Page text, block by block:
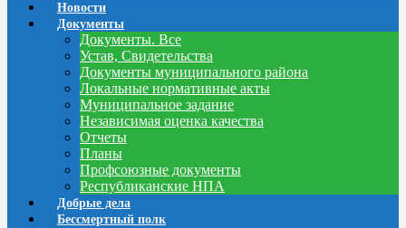
Новости
Документы
Документы. Все
Устав, Свидетельства
Документы муниципального района
Локальные нормативные акты
Муниципальное задание
Независимая оценка качества
Отчеты
Планы
Профсоюзные документы
Республиканские НПА
Добрые дела
Бессмертный полк